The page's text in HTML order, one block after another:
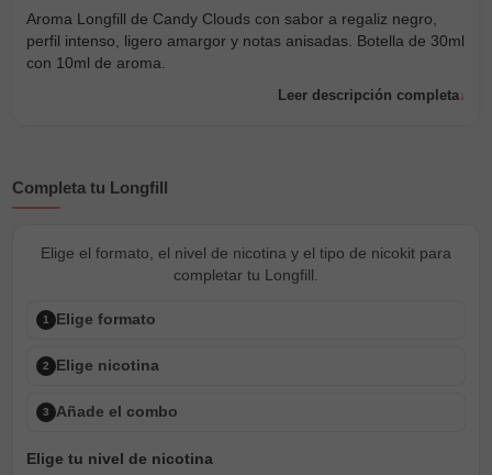
Aroma Longfill de Candy Clouds con sabor a regaliz negro,
perfil intenso, ligero amargor y notas anisadas. Botella de 30ml
con 10ml de aroma.
Leer descripción completa
Completa tu Longfill
Elige el formato, el nivel de nicotina y el tipo de nicokit para
completar tu Longfill.
1 Elige formato
2 Elige nicotina
3 Añade el combo
Elige tu nivel de nicotina